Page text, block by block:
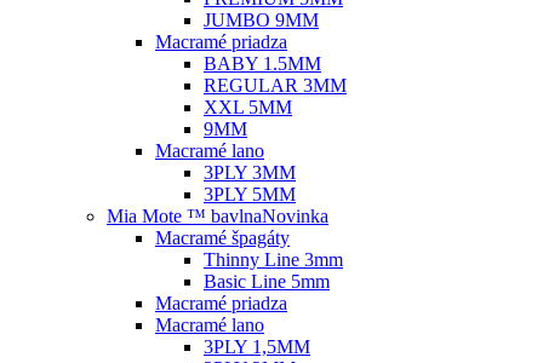
JUMBO 9MM
Macramé priadza
BABY 1.5MM
REGULAR 3MM
XXL 5MM
9MM
Macramé lano
3PLY 3MM
3PLY 5MM
Mia Mote ™ bavlnaNovinka
Macramé špagáty
Thinny Line 3mm
Basic Line 5mm
Macramé priadza
Macramé lano
3PLY 1,5MM